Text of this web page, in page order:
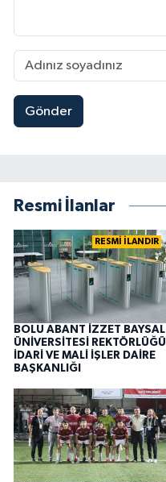
Gönder
Resmi İlanlar
RESMİ İLANDIR
BOLU ABANT İZZET BAYSAL
ÜNİVERSİTESİ REKTÖRLÜĞÜ
İDARİ VE MALİ İŞLER DAİRE
BAŞKANLIĞI